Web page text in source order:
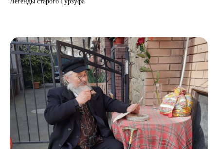
подпишись на афишу
в
max
Ежедневные подборки лучших событий
и идеи для прогулок по вашему городу